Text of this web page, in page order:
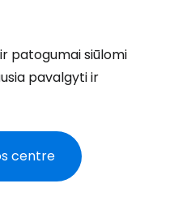
patogumai siūlomi
pavalgyti ir
centre